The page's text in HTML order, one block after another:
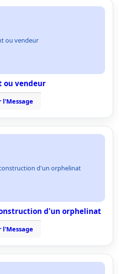
ou vendeur
ou vendeur
l'Message
d'un orphelinat
d'un orphelinat
l'Message